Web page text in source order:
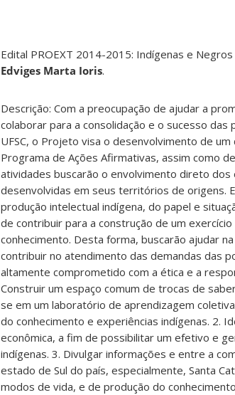
Edital PROEXT 2014-2015: Indígenas e
Edviges Marta Ioris.
Descrição: Com a preocupação de ajudar a
colaborar para a consolidação e o sucesso
UFSC, o Projeto visa o desenvolvimento de
Programa de Ações Afirmativas, assim como
atividades buscarão o envolvimento direto dos
desenvolvidas em seus territórios de origens.
produção intelectual indígena, do papel e
de contribuir para a construção de um
conhecimento. Desta forma, buscarão ajudar
contribuir no atendimento das demandas das
altamente comprometido com a ética e a
Construir um espaço comum de trocas de
se em um laboratório de aprendizagem
do conhecimento e experiências indígenas. 2.
econômica, a fim de possibilitar um efetivo e
indígenas. 3. Divulgar informações e entre a
estado de Sul do país, especialmente, Santa
modos de vida, e de produção do